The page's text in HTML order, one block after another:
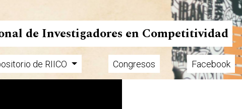
de Investigadores en Competitividad
de RIICO Congresos Facebook